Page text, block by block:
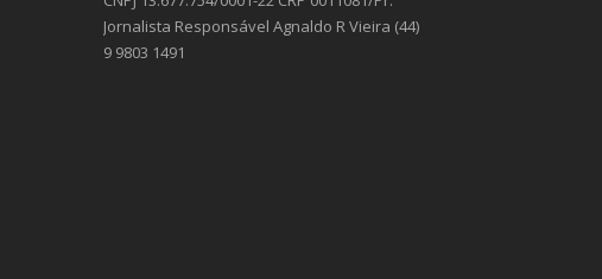
Jornalista Responsável Agnaldo R Vieira (44)
9 9803 1491